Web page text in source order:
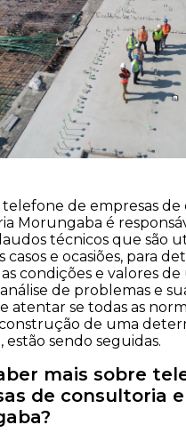
telefone de empresas
Morungaba é
técnicos que são
casos e ocasiões, para
condições e valores
de problemas e
atentar se todas as
construção de uma
sendo seguidas.
mais sobre
de consultoria